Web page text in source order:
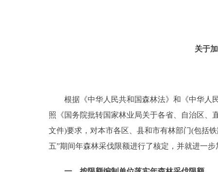
走进北京
绿色北京
关于
根据《中华人民共和国森林法》和《中华人民
照《国务院批转国家林业局关于各省、自治区、
文件)要求，对本市各区、县和市有林部门(包括
五”期间年森林采伐限额进行了核定，并就进一